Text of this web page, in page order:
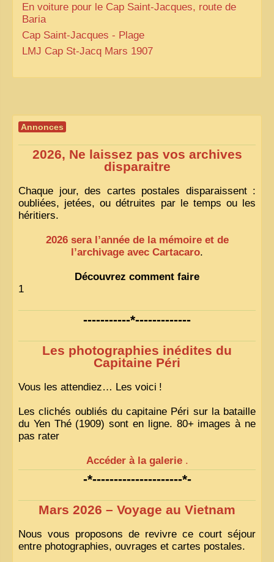
En voiture pour le Cap Saint-Jacques, route de
Baria
Cap Saint-Jacques - Plage
LMJ Cap St-Jacq Mars 1907
Annonces
2026, Ne laissez pas vos archives
disparaitre
Chaque jour, des cartes postales disparaissent :
oubliées, jetées, ou détruites par le temps ou les
héritiers.
2026 sera l’année de la mémoire et de
l’archivage avec Cartacaro.
Découvrez comment faire
1
-----------*-------------
Les photographies inédites du
Capitaine Péri
Vous les attendiez… Les voici !
Les clichés oubliés du capitaine Péri sur la bataille
du Yen Thé (1909) sont en ligne. 80+ images à ne
pas rater
Accéder à la galerie .
-*---------------------*-
Mars 2026 – Voyage au Vietnam
Nous vous proposons de revivre ce court séjour
entre photographies, ouvrages et cartes postales.